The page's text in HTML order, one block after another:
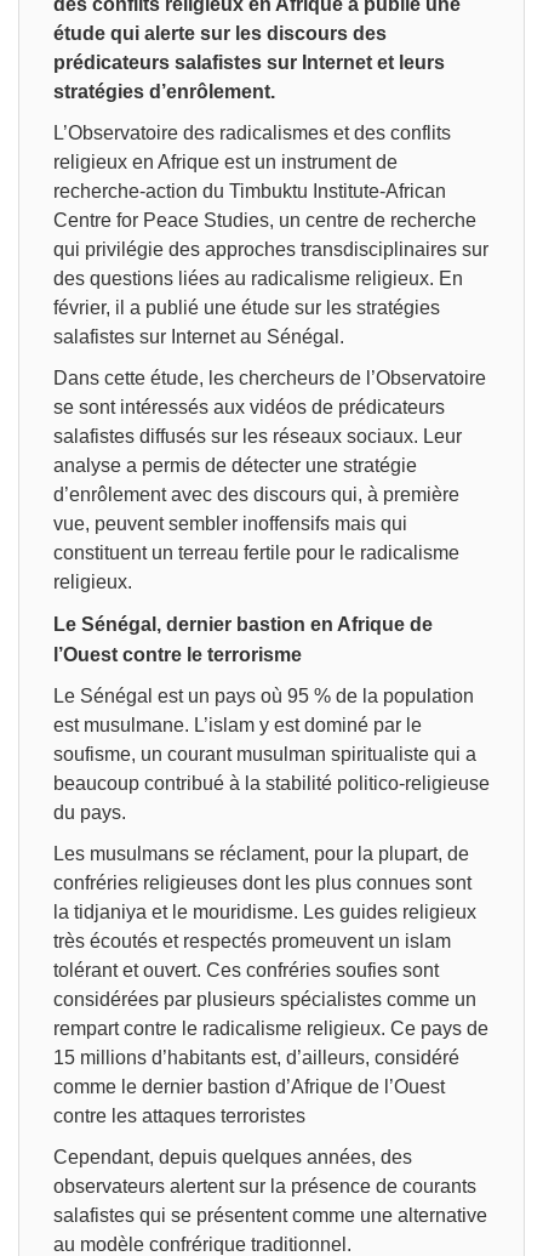
étude qui alerte sur les discours des
prédicateurs salafistes sur Internet et leurs
stratégies d’enrôlement.
L’Observatoire des radicalismes et des conflits
religieux en Afrique est un instrument de
recherche-action du Timbuktu Institute-African
Centre for Peace Studies, un centre de recherche
qui privilégie des approches transdisciplinaires sur
des questions liées au radicalisme religieux. En
février, il a publié une étude sur les stratégies
salafistes sur Internet au Sénégal.
Dans cette étude, les chercheurs de l’Observatoire
se sont intéressés aux vidéos de prédicateurs
salafistes diffusés sur les réseaux sociaux. Leur
analyse a permis de détecter une stratégie
d’enrôlement avec des discours qui, à première
vue, peuvent sembler inoffensifs mais qui
constituent un terreau fertile pour le radicalisme
religieux.
Le Sénégal, dernier bastion en Afrique de
l’Ouest contre le terrorisme
Le Sénégal est un pays où 95 % de la population
est musulmane. L’islam y est dominé par le
soufisme, un courant musulman spiritualiste qui a
beaucoup contribué à la stabilité politico-religieuse
du pays.
Les musulmans se réclament, pour la plupart, de
confréries religieuses dont les plus connues sont
la tidjaniya et le mouridisme. Les guides religieux
très écoutés et respectés promeuvent un islam
tolérant et ouvert. Ces confréries soufies sont
considérées par plusieurs spécialistes comme un
rempart contre le radicalisme religieux. Ce pays de
15 millions d’habitants est, d’ailleurs, considéré
comme le dernier bastion d’Afrique de l’Ouest
contre les attaques terroristes
Cependant, depuis quelques années, des
observateurs alertent sur la présence de courants
salafistes qui se présentent comme une alternative
au modèle confrérique traditionnel.